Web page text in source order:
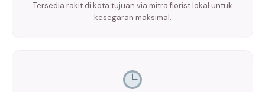
Tersedia rakit di kota tujuan via mitra florist lokal untuk
kesegaran maksimal.